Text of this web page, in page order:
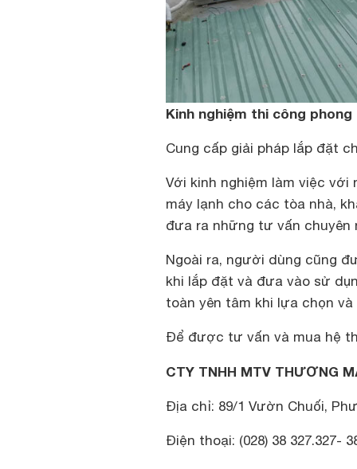
Kinh nghiệm thi công phong
Cung cấp giải pháp lắp đặt
Với kinh nghiệm làm việc
máy lạnh cho các tòa nhà,
đưa ra những tư vấn chuyên
Ngoài ra, người dùng cũng
khi lắp đặt và đưa vào sử
toàn yên tâm khi lựa chọn và
Để được tư vấn và mua hệ
CTY TNHH MTV THƯƠNG
Địa chỉ: 89/1 Vườn Chuối,
Điện thoại: (028) 38 327.327-